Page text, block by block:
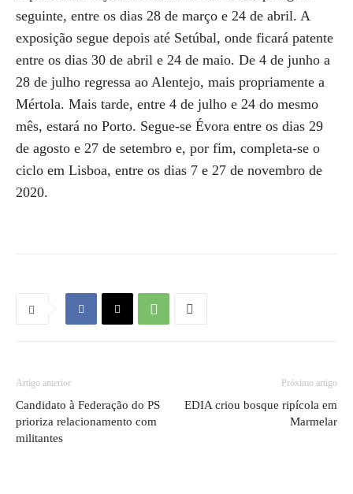
seguinte, entre os dias 28 de março e 24 de abril. A
exposição segue depois até Setúbal, onde ficará patente
entre os dias 30 de abril e 24 de maio. De 4 de junho a
28 de julho regressa ao Alentejo, mais propriamente a
Mértola. Mais tarde, entre 4 de julho e 24 do mesmo
mês, estará no Porto. Segue-se Évora entre os dias 29
de agosto e 27 de setembro e, por fim, completa-se o
ciclo em Lisboa, entre os dias 7 e 27 de novembro de
2020.
Artigo anterior
Candidato à Federação do PS
prioriza relacionamento com
militantes
Próximo artigo
EDIA criou bosque ripícola em
Marmelar